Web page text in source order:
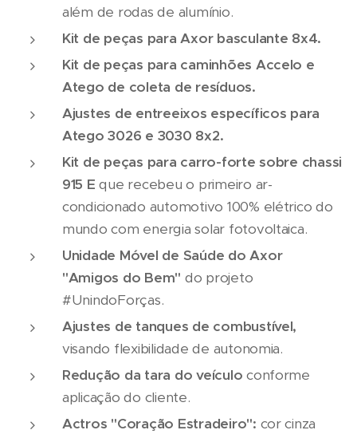
além de rodas de alumínio.
Kit de peças para Axor basculante 8x4.
Kit de peças para caminhões Accelo e
Atego de coleta de resíduos.
Ajustes de entreeixos específicos para
Atego 3026 e 3030 8x2.
Kit de peças para carro-forte sobre chassi
915 Eque recebeu o primeiro ar-
condicionado automotivo 100% elétrico do
mundo com energia solar fotovoltaica.
Unidade Móvel de Saúde do Axor
"Amigos do Bem" do projeto
#UnindoForças.
Ajustes de tanques de combustível,
visando flexibilidade de autonomia.
Redução da tara do veículoconforme
aplicação do cliente.
Actros "Coração Estradeiro": cor cinza